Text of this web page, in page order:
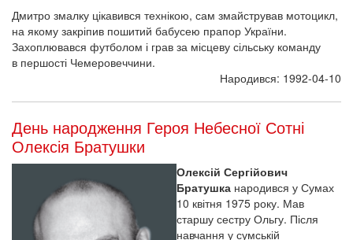
Дмитро змалку цікавився технікою, сам змайстрував мотоцикл,
на якому закріпив пошитий бабусею прапор України.
Захоплювався футболом і грав за місцеву сільську команду
в першості Чемеровеччини.
Народився: 1992-04-10
День народження Героя Небесної Сотні
Олексія Братушки
Олексій Сергійович
Братушка народився у Сумах
10 квітня 1975 року. Мав
старшу сестру Ольгу. Після
навчання у сумській